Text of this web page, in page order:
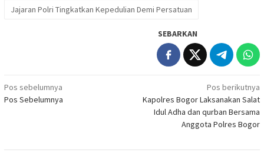
Jajaran Polri Tingkatkan Kepedulian Demi Persatuan
SEBARKAN
Navigasi
pos
Pos sebelumnya
Pos Sebelumnya
Pos berikutnya
Kapolres Bogor Laksanakan Salat
Idul Adha dan qurban Bersama
Anggota Polres Bogor